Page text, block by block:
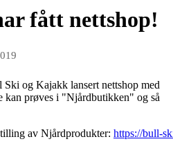
fått nettshop!
og Kajakk lansert nettshop med
kan prøves i "Njårdbutikken" og så
av Njårdprodukter: https://bull-